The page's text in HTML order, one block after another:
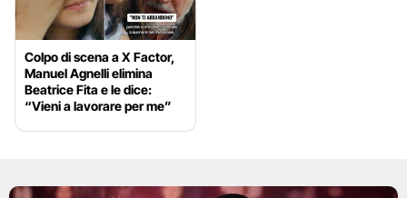
Colpo di scena a X Factor,
Manuel Agnelli elimina
Beatrice Fita e le dice:
“Vieni a lavorare per me”